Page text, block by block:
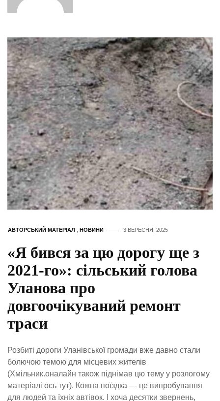
АВТОРСЬКИЙ МАТЕРІАЛ НОВИНИ 3 ВЕРЕСНЯ, 2025
«Я бився за цю дорогу ще з
2021-го»: сільський голова
Уланова про
довгоочікуваний ремонт
траси
Розбиті дороги Уланівської громади вже давно стали
болючою темою для місцевих жителів
(Хмільник.оналайн також піднімав цю тему у розлогому
матеріалі ось тут). Кожна поїздка — це випробування
для людей та їхніх автівок. І хоча десятки звернень,